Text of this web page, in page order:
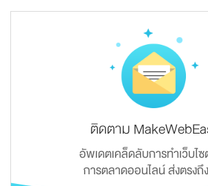
ติดตาม
อัพเดตเคล็ดลับการทำเว็บไซ
การตลาดออนไลน์ ส่งตรง